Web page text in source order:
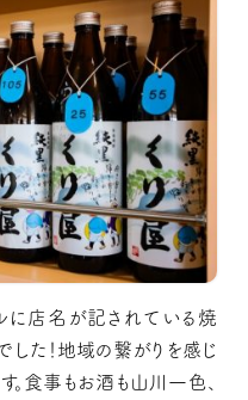
に店名が記されている焼
た！地域の繋がりを感じ
。食事もお酒も山川一色、